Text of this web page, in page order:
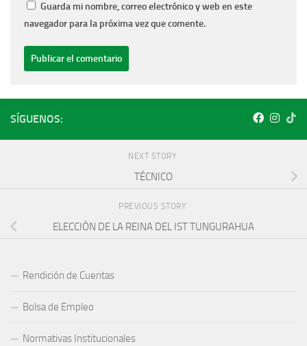
Guarda mi nombre, correo electrónico y web en este
navegador para la próxima vez que comente.
SÍGUENOS:
NEXT STORY
TÉCNICO
PREVIOUS STORY
ELECCIÓN DE LA REINA DEL IST TUNGURAHUA
Rendición de Cuentas
Bolsa de Empleo
Normativas Institucionales